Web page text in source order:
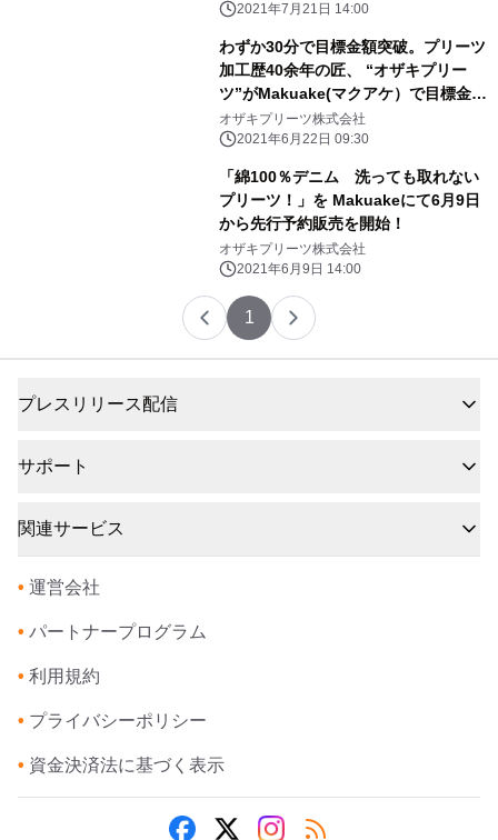
2021年7月21日 14:00
わずか30分で目標金額突破。プリーツ
加工歴40余年の匠、 “オザキプリー
ツ”がMakuake(マクアケ）で目標金額
達成
オザキプリーツ株式会社
2021年6月22日 09:30
「綿100％デニム 洗っても取れない
プリーツ！」を Makuakeにて6月9日
から先行予約販売を開始！
オザキプリーツ株式会社
2021年6月9日 14:00
1
プレスリリース配信
サポート
関連サービス
• 運営会社
• パートナープログラム
• 利用規約
• プライバシーポリシー
• 資金決済法に基づく表示